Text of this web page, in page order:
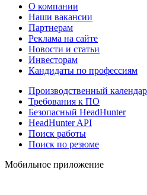
О компании
Наши вакансии
Партнерам
Реклама на сайте
Новости и статьи
Инвесторам
Кандидаты по профессиям
Производственный
Требования к ПО
Безопасный HeadHunter
HeadHunter API
Поиск работы
Поиск по резюме
Мобильное приложение